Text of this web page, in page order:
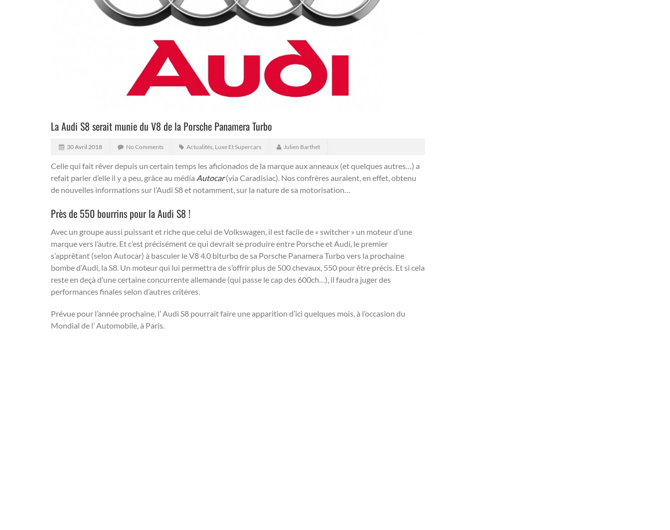
La Audi S8 serait munie du V8 de la Porsche Panamera Turbo
30 Avril 2018 No Comments Actualités, Luxe Et Supercars Julien Barthet
Celle qui fait rêver depuis un certain temps les aficionados de la marque aux anneaux (et quelques autres…) a
refait parler d’elle il y a peu, grâce au média Autocar(via Caradisiac). Nos confrères auraient, en effet, obtenu
de nouvelles informations sur l’Audi S8 et notamment, sur la nature de sa motorisation…
Près de 550 bourrins pour la Audi S8 !
Avec un groupe aussi puissant et riche que celui de Volkswagen, il est facile de « switcher » un moteur d’une
marque vers l’autre. Et c’est précisément ce qui devrait se produire entre Porsche et Audi, le premier
s’apprêtant (selon Autocar) à basculer le V8 4.0 biturbo de sa Porsche Panamera Turbo vers la prochaine
bombe d’Audi, la S8. Un moteur qui lui permettra de s’offrir plus de 500 chevaux, 550 pour être précis. Et si cela
reste en deçà d’une certaine concurrente allemande (qui passe le cap des 600ch…), il faudra juger des
performances finales selon d’autres critères.
Prévue pour l’année prochaine, l’ Audi S8 pourrait faire une apparition d’ici quelques mois, à l’occasion du
Mondial de l’ Automobile, à Paris.